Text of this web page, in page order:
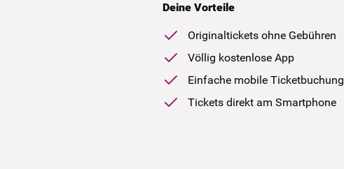
Deine Vorteile
Originaltickets ohne Gebühren
Völlig kostenlose App
Einfache mobile Ticketbuchung
Tickets direkt am Smartphone